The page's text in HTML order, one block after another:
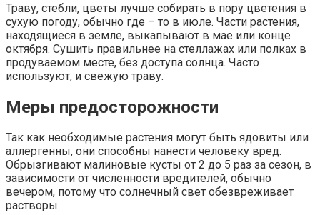
Траву, стебли, цветы лучше собирать в пору цветения в
сухую погоду, обычно где – то в июле. Части растения,
находящиеся в земле, выкапывают в мае или конце
октября. Сушить правильнее на стеллажах или полках в
продуваемом месте, без доступа солнца. Часто
используют, и свежую траву.
Меры предосторожности
Так как необходимые растения могут быть ядовиты или
аллергенны, они способны нанести человеку вред.
Обрызгивают малиновые кусты от 2 до 5 раз за сезон, в
зависимости от численности вредителей, обычно
вечером, потому что солнечный свет обезвреживает
растворы.